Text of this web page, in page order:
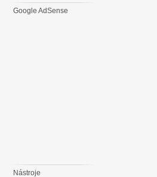
Google AdSense
Nástroje